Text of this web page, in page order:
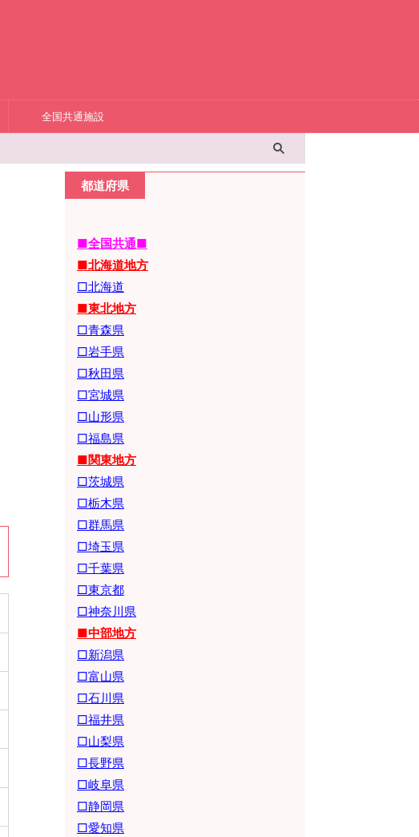
全国共通施設
都道府県
■全国共通■
■北海道地方
□北海道
■東北地方
□青森県
□岩手県
□秋田県
□宮城県
□山形県
□福島県
■関東地方
□茨城県
□栃木県
□群馬県
□埼玉県
□千葉県
□東京都
□神奈川県
■中部地方
□新潟県
□富山県
□石川県
□福井県
□山梨県
□長野県
□岐阜県
□静岡県
□愛知県